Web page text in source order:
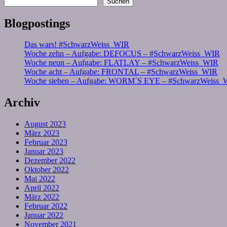
Blogpostings
Das wars! #SchwarzWeiss_WIR
Woche zehn – Aufgabe: DEFOCUS – #SchwarzWeiss_WIR
Woche neun – Aufgabe: FLATLAY – #SchwarzWeiss_WIR
Woche acht – Aufgabe: FRONTAL – #SchwarzWeiss_WIR
Woche sieben – Aufgabe: WORM´S EYE –
Archiv
August 2023
März 2023
Februar 2023
Januar 2023
Dezember 2022
Oktober 2022
Mai 2022
April 2022
März 2022
Februar 2022
Januar 2022
November 2021